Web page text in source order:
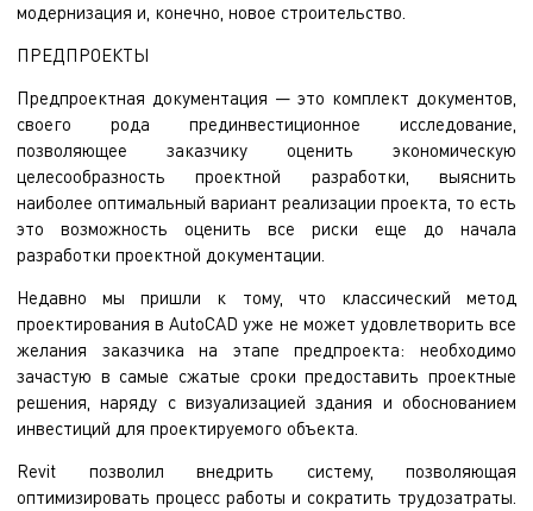
модернизация и, конечно, новое строительство.
ПРЕДПРОЕКТЫ
Предпроектная документация — это комплект документов,
своего рода прединвестиционное исследование,
позволяющее заказчику оценить экономическую
целесообразность проектной разработки, выяснить
наиболее оптимальный вариант реализации проекта, то есть
это возможность оценить все риски еще до начала
разработки проектной документации.
Недавно мы пришли к тому, что классический метод
проектирования в AutoCAD уже не может удовлетворить все
желания заказчика на этапе предпроекта: необходимо
зачастую в самые сжатые сроки предоставить проектные
решения, наряду с визуализацией здания и обоснованием
инвестиций для проектируемого объекта.
Revit позволил внедрить систему, позволяющая
оптимизировать процесс работы и сократить трудозатраты.